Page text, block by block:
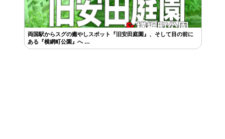
両国駅からスグの癒やしスポット『旧安田庭園』、そして目の前に
ある『横網町公園』へ …